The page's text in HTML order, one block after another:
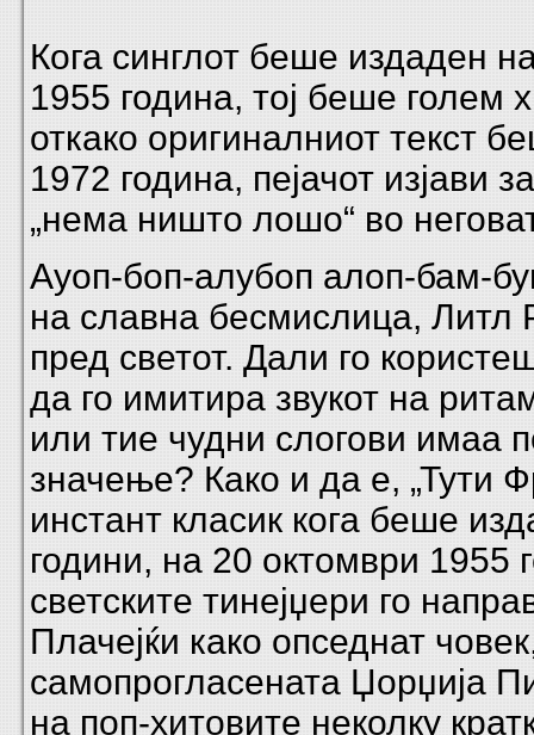
Кога синглот беше издаден
1955 година, тој беше голем
откако оригиналниот текст
1972 година, пејачот изјави
„нема ништо лошо“ во
Ауоп-боп-алубоп алоп-бам-
на славна бесмислица, Литл
пред светот. Дали го
да го имитира звукот на
или тие чудни слогови имаа
значење? Како и да е, „Тути
инстант класик кога беше
години, на 20 октомври 1955
светските тинејџери го
Плачејќи како опседнат
самопрогласената Џорџија
на поп-хитовите неколку